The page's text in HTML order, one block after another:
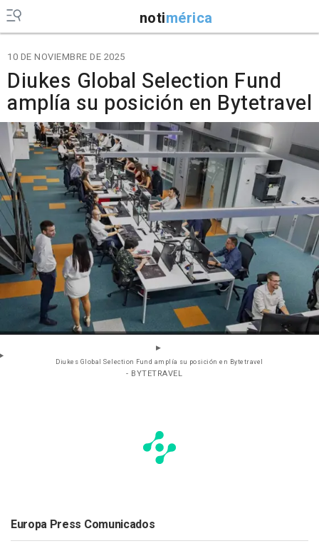
notimérica
10 DE NOVIEMBRE DE 2025
Diukes Global Selection Fund
amplía su posición en Bytetravel
Diukes Global Selection Fund amplía su posición en Bytetravel
- BYTETRAVEL
Europa Press Comunicados